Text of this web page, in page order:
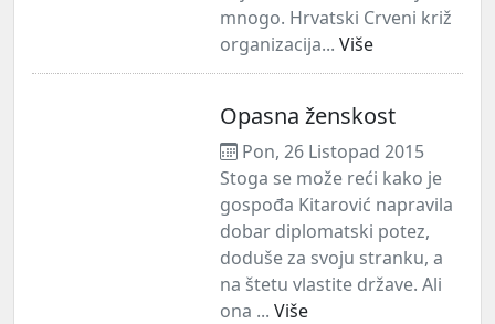
mnogo. Hrvatski Crveni križ
organizacija... Više
Opasna ženskost
Pon, 26 Listopad 2015
Stoga se može reći kako je
gospođa Kitarović napravila
dobar diplomatski potez,
doduše za svoju stranku, a
na štetu vlastite države. Ali
ona ... Više